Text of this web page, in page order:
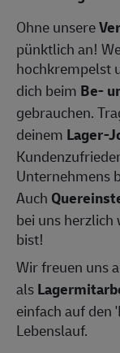
Ohne unsere
pünktlich an!
hochkrempelst
dich beim Be-
gebrauchen.
deinem Lager-
Unternehmens
Auch
bei uns
bist!
Wir freuen uns
als
einfach auf den
Lebenslauf.